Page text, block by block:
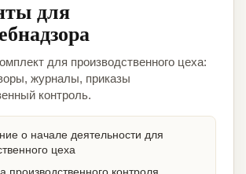
для
для производственного цеха:
журналы, приказы
контроль.
о начале деятельности для
цеха